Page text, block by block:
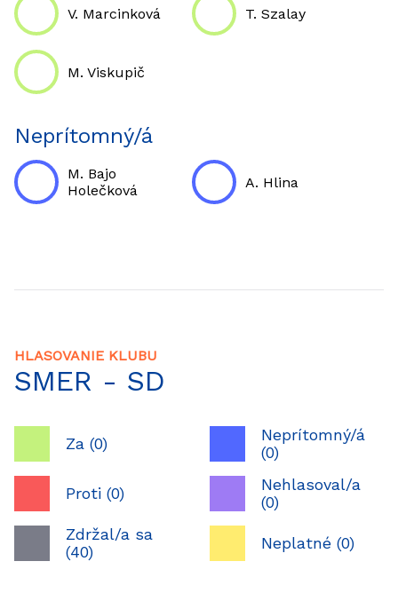
V. Marcinková T. Szalay
M. Viskupič
Neprítomný/á
M. Bajo
Holečková
A. Hlina
HLASOVANIE KLUBU
SMER - SD
Za (0)
Proti (0)
Zdržal/a sa
(40)
Neprítomný/á
(0)
Nehlasoval/a
(0)
Neplatné (0)